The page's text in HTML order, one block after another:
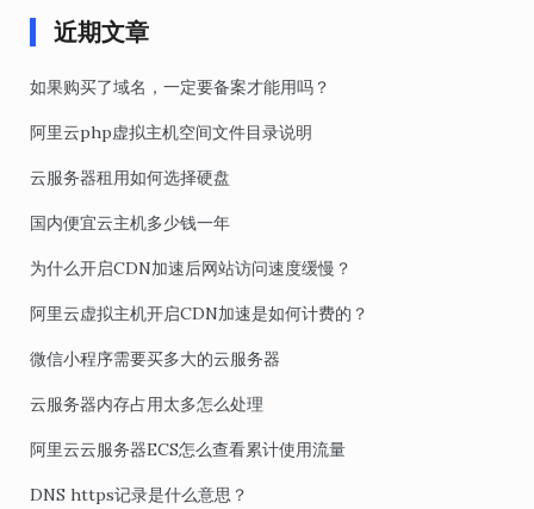
近期文章
如果购买了域名，一定要备案才能用吗？
阿里云php虚拟主机空间文件目录说明
云服务器租用如何选择硬盘
国内便宜云主机多少钱一年
为什么开启CDN加速后网站访问速度缓慢？
阿里云虚拟主机开启CDN加速是如何计费的？
微信小程序需要买多大的云服务器
云服务器内存占用太多怎么处理
阿里云云服务器ECS怎么查看累计使用流量
DNS https记录是什么意思？